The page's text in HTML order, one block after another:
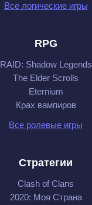
Все логические игры
RPG
RAID: Shadow Legends
The Elder Scrolls
Eternium
Крах вампиров
Все ролевые игры
Стратегии
Clash of Clans
2020: Моя Cтрана